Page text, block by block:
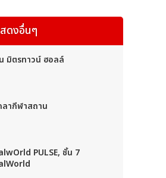
ดงอื่นๆ
มิตรทาวน์ ฮอลล์
ลากีฬาสถาน
PULSE, ชั้น 7